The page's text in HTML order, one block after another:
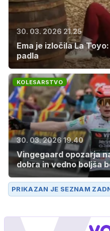
30. 03. 2026 21.25
Ema je izločila La
padla
KOLESARSTVO
30. 03. 2026 19.40
Vingegaard opozarja
dobra in vedno boljša
PRIKAZAN JE SEZNAM
O BESEDOSPOMINI.